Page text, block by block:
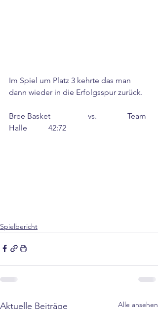
Im Spiel um Platz 3 kehrte das man
dann wieder in die Erfolgsspur zurück.
Bree Basket		vs.		Team
Halle		42:72
Spielbericht
Aktuelle Beiträge Alle ansehen